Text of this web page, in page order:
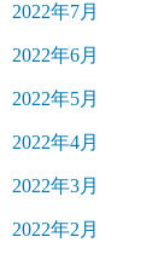
2022年7月
2022年6月
2022年5月
2022年4月
2022年3月
2022年2月